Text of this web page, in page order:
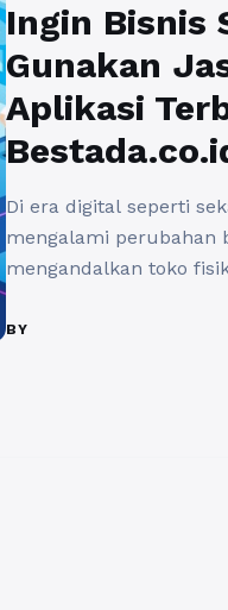
Ingin Bisnis
Gunakan
Aplikasi
Di era digital seperti
mengalami perubahan
mengandalkan toko
dengan teknologi.
BY